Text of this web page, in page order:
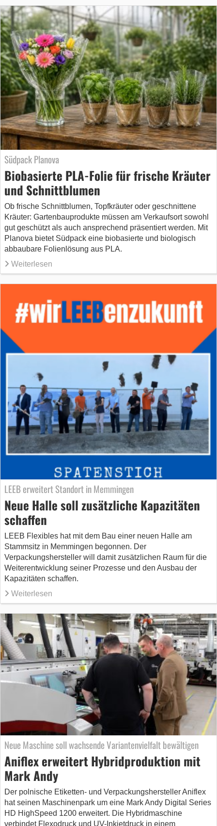
Südpack Planova
Biobasierte PLA-Folie für frische Kräuter
und Schnittblumen
Ob frische Schnittblumen, Topfkräuter oder geschnittene
Kräuter: Gartenbauprodukte müssen am Verkaufsort sowohl
gut geschützt als auch ansprechend präsentiert werden. Mit
Planova bietet Südpack eine biobasierte und biologisch
abbaubare Folienlösung aus PLA.
Weiterlesen
LEEB erweitert Standort in Memmingen
Neue Halle soll zusätzliche Kapazitäten
schaffen
LEEB Flexibles hat mit dem Bau einer neuen Halle am
Stammsitz in Memmingen begonnen. Der
Verpackungshersteller will damit zusätzlichen Raum für die
Weiterentwicklung seiner Prozesse und den Ausbau der
Kapazitäten schaffen.
Weiterlesen
Neue Maschine soll wachsende Variantenvielfalt bewältigen
Aniflex erweitert Hybridproduktion mit
Mark Andy
Der polnische Etiketten- und Verpackungshersteller Aniflex
hat seinen Maschinenpark um eine Mark Andy Digital Series
HD HighSpeed 1200 erweitert. Die Hybridmaschine
verbindet Flexodruck und UV-Inkjetdruck in einem